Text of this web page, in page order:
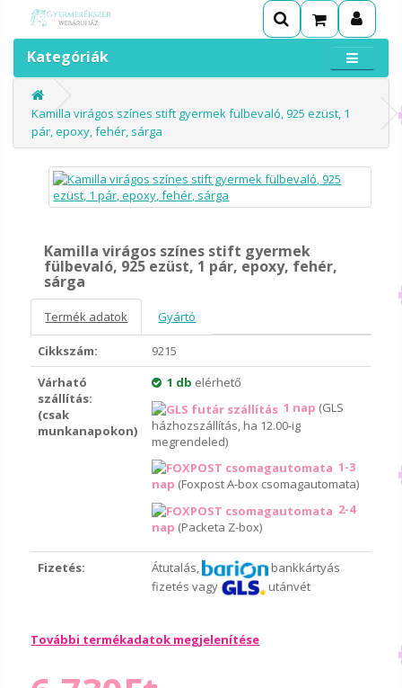
Kategóriák
Kamilla virágos színes stift gyermek fülbevaló, 925 ezüst, 1
pár, epoxy, fehér, sárga
Kamilla virágos színes stift gyermek
fülbevaló, 925 ezüst, 1 pár, epoxy, fehér,
sárga
Termék adatok Gyártó
Cikkszám:
9215
Várható
szállítás:
(csak
munkanapokon)
1 db elérhető
1 nap (GLS
házhozszállítás, ha 12.00-ig
megrendeled)
1-3
nap (Foxpost A-box csomagautomata)
2-4
nap (Packeta Z-box)
Fizetés: Átutalás,
bankkártyás
fizetés vagy
utánvét
További termékadatok megjelenítése